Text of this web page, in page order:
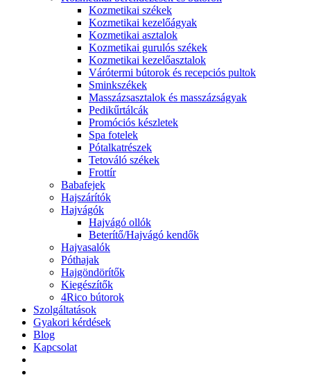
Kozmetikai székek
Kozmetikai kezelőágyak
Kozmetikai asztalok
Kozmetikai gurulós székek
Kozmetikai kezelőasztalok
Várótermi bútorok és recepciós pultok
Sminkszékek
Masszázsasztalok és masszázságyak
Pedikűrtálcák
Promóciós készletek
Spa fotelek
Pótalkatrészek
Tetováló székek
Frottír
Babafejek
Hajszárítók
Hajvágók
Hajvágó ollók
Beterítő/Hajvágó kendők
Hajvasalók
Póthajak
Hajgöndörítők
Kiegészítők
4Rico bútorok
Szolgáltatások
Gyakori kérdések
Blog
Kapcsolat